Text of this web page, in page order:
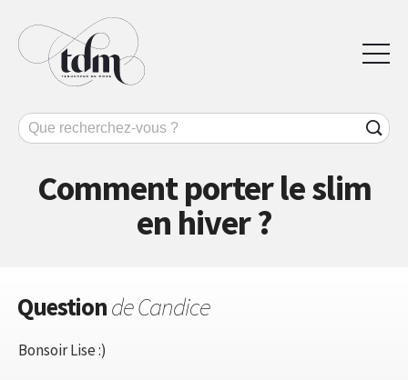
Comment porter le slim
en hiver ?
Questionde Candice
Bonsoir Lise :)